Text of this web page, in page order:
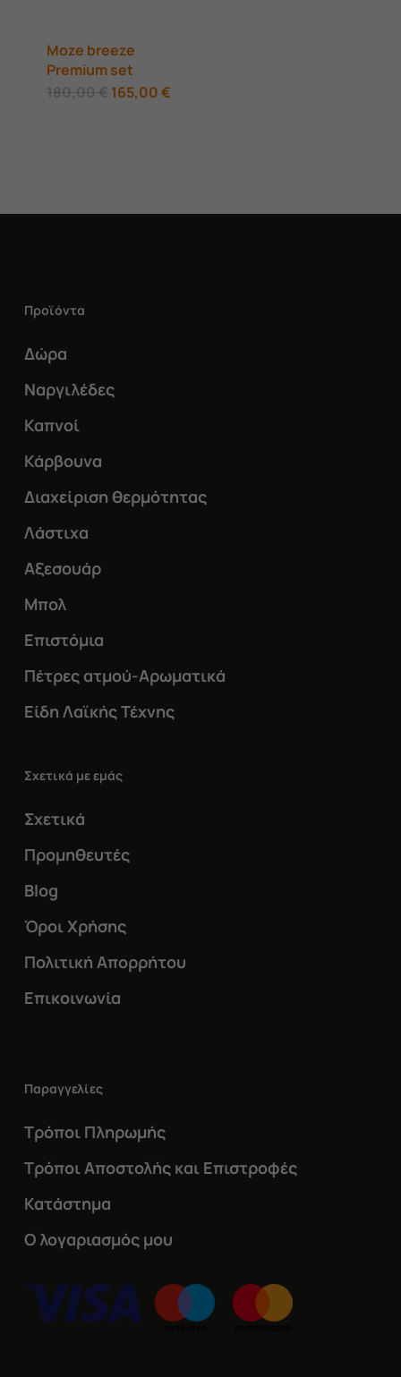
Moze breeze
Premium set
180,00€ Original
price
165,00€Η
Προϊόντα
Δώρα
Ναργιλέδες
Καπνοί
Κάρβουνα
Διαχείριση θερμότητας
Λάστιχα
Αξεσουάρ
Μπολ
Επιστόμια
Πέτρες ατμού-Αρωματικά
Είδη Λαϊκής Τέχνης
Σχετικά με εμάς
Σχετικά
Προμηθευτές
Blog
Όροι Χρήσης
Πολιτική Απορρήτου
Επικοινωνία
Παραγγελίες
Τρόποι Πληρωμής
Τρόποι Αποστολής και Επιστροφές
Κατάστημα
Ο λογαριασμός μου